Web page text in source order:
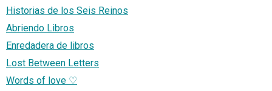
Historias de los Seis Reinos
Abriendo Libros
Enredadera de libros
Lost Between Letters
Words of love ♡